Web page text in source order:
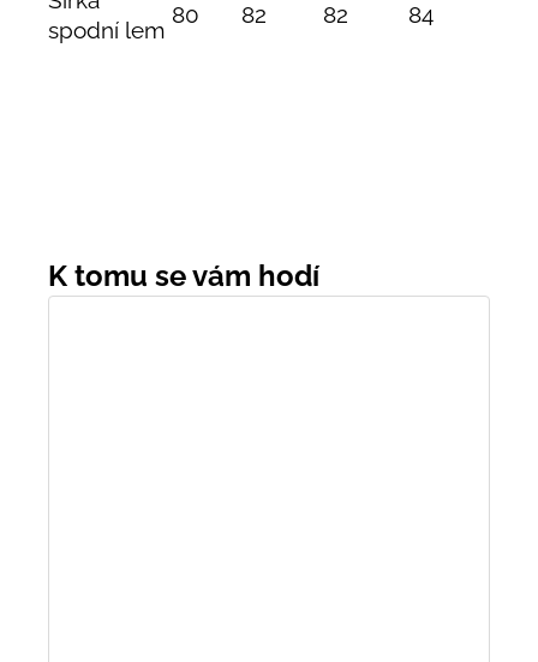
spodní lem
80 82 82 84